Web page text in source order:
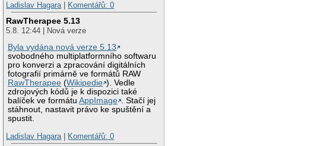
Ladislav Hagara| Komentářů: 0
RawTherapee 5.13
5.8. 12:44 | Nová verze
Byla vydána nová verze 5.13
svobodného multiplatformního softwaru
pro konverzi a zpracování digitálních
fotografií primárně ve formátů RAW
RawTherapee (Wikipedie ). Vedle
zdrojových kódů je k dispozici také
balíček ve formátuAppImage . Stačí jej
stáhnout, nastavit právo ke spuštění a
spustit.
Ladislav Hagara| Komentářů: 0